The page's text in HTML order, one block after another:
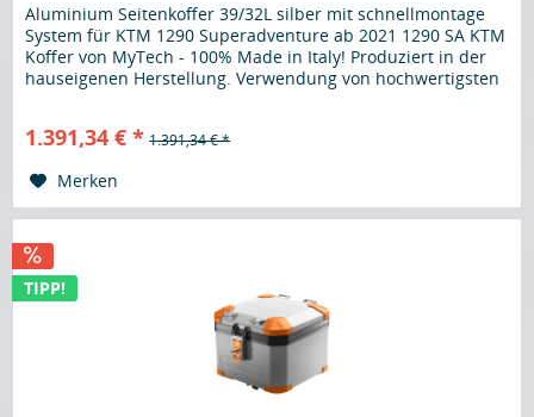
Aluminium Seitenkoffer 39/32L silber mit schnellmontage
System für KTM 1290 Superadventure ab 2021 1290 SA KTM
Koffer von MyTech - 100% Made in Italy! Produziert in der
hauseigenen Herstellung. Verwendung von hochwertigsten
1.391,34 € * 1.391,34 € *
Merken
TIPP!